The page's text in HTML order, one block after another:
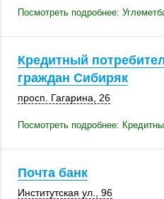
Посмотреть подробнее:
Кредитный
граждан Сибиряк
просп. Гагарина, 26
Посмотреть подробнее:
Почта банк
Институтская ул., 96